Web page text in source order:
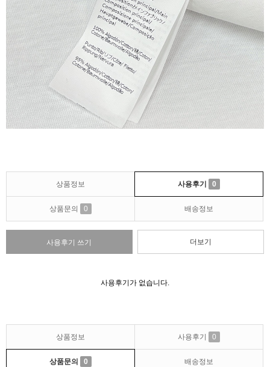
상품정보 사용후기 0
상품문의 0 배송정보
사용후기 쓰기 더보기
사용후기가 없습니다.
상품정보 사용후기 0
상품문의 0 배송정보